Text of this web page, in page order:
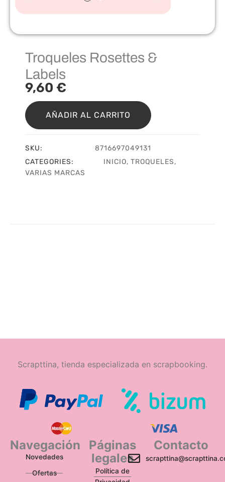
Troqueles Rosettes &
Labels
9,60 €
Rosettes
&
AÑADIR AL CARRITO
SKU:
8716697049131
CATEGORIES:
INICIO, TROQUELES,
VARIAS MARCAS
Scrapttina, tienda especializada en scrapbooking.
Navegación
Novedades
Ofertas
Páginas
legales
Política de
Contacto